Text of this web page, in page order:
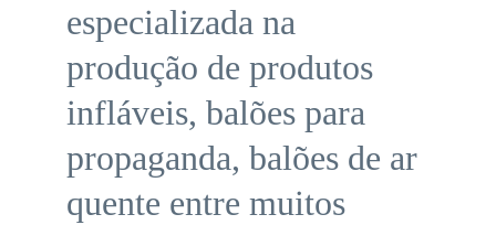
especializada na
produção de produtos
infláveis, balões para
propaganda, balões de ar
quente entre muitos